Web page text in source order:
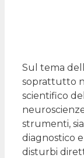
Sul tema
soprattutto
scientifico
strumenti,
diagnostico
disturbi